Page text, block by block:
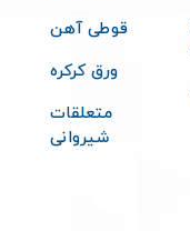
قوطی آهن
ورق کرکره
متعلقات
شیروانی